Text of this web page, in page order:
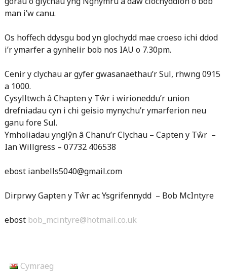
man i’w canu.
Os hoffech ddysgu bod yn glochydd mae croeso ichi ddod
i’r ymarfer a gynhelir bob nos IAU o 7.30pm.
Cenir y clychau ar gyfer gwasanaethau’r Sul, rhwng 0915
a 1000.
Cysylltwch â Chapten y Tŵr i wirioneddu’r union
drefniadau cyn i chi geisio mynychu’r ymarferion neu
ganu fore Sul.
Ymholiadau ynglŷn â Chanu’r Clychau – Capten y Tŵr –
Ian Willgress – 07732 406538
ebost ianbells5040@gmail.com
Dirprwy Gapten y Tŵr ac Ysgrifennydd – Bob McIntyre
ebost bob_mcintyre@hotmail.co.uk
Cymraeg